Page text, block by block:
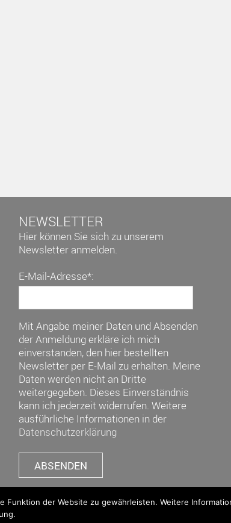
NEWSLETTER
Hier können Sie sich zu unserem
Newsletter anmelden.
E-Mail-Adresse*:
Mit Angabe meiner Daten und Absenden
der Anmeldung erkläre ich mich
einverstanden, den hier bestellten
Newsletter per E-Mail zu erhalten. Meine
Daten werden nicht an Dritte
weitergegeben. Dieses Einverständnis
kann ich jederzeit widerrufen. Weitere
ausführliche Informationen in der
Datenschutzerklärung
der Website zu gewährleisten. Weitere